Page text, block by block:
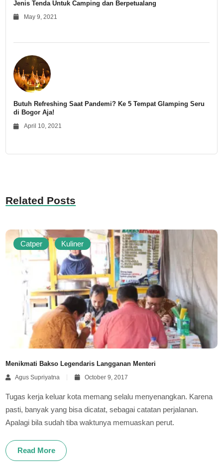
Jenis Tenda Untuk Camping dan Berpetualang
May 9, 2021
Butuh Refreshing Saat Pandemi? Ke 5 Tempat Glamping Seru
di Bogor Aja!
April 10, 2021
Related Posts
Catper Kuliner
Menikmati Bakso Legendaris Langganan Menteri
Agus Supriyatna
October 9, 2017
Tugas kerja keluar kota memang selalu menyenangkan. Karena
pasti, banyak yang bisa dicatat, sebagai catatan perjalanan.
Apalagi bila sudah tiba waktunya memuaskan perut.
Read More